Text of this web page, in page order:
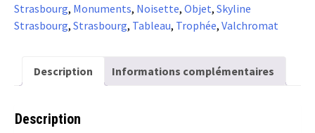
Strasbourg, Monuments, Noisette, Objet, Skyline
Strasbourg, Strasbourg, Tableau, Trophée, Valchromat
Description Informations complémentaires
Description